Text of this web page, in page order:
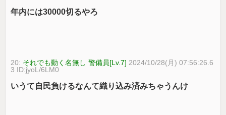
年内には30000切るやろ
20: それでも動く名無し 警備員[Lv.7] 2024/10/28(月) 07:56:26.6
3 ID:jyoL/6LM0
いうて自民負けるなんて織り込み済みちゃうんけ